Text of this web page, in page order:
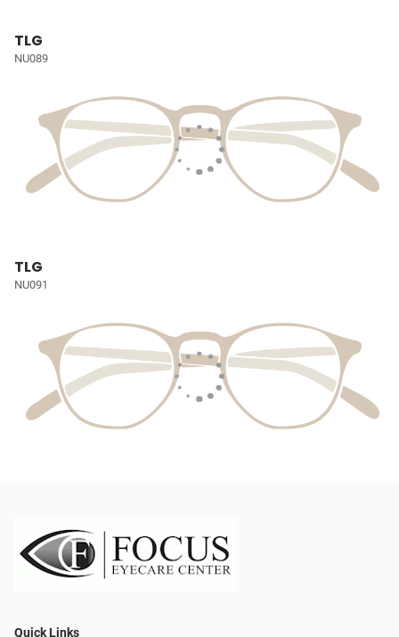
TLG
NU089
TLG
NU091
Quick Links